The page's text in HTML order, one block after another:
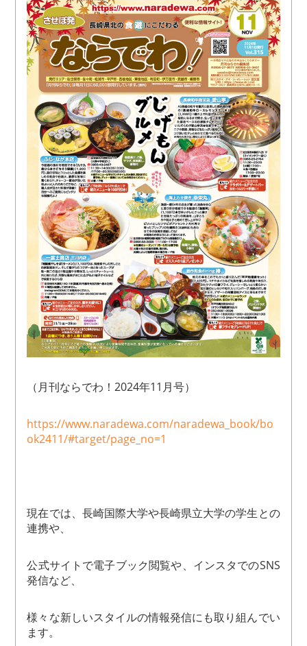
（月刊ならでわ！2024年11月号）
https://www.naradewa.com/naradewa_book/bo
ok2411/#target/page_no=1
現在では、長崎国際大学や長崎県立大学の学生との
連携や、
公式サイトで電子ブック閲覧や、インスタでのSNS
発信など、
様々な新しいスタイルの情報発信にも取り組んでい
ます。